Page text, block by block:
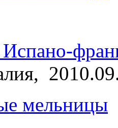
Испано-
мельницы